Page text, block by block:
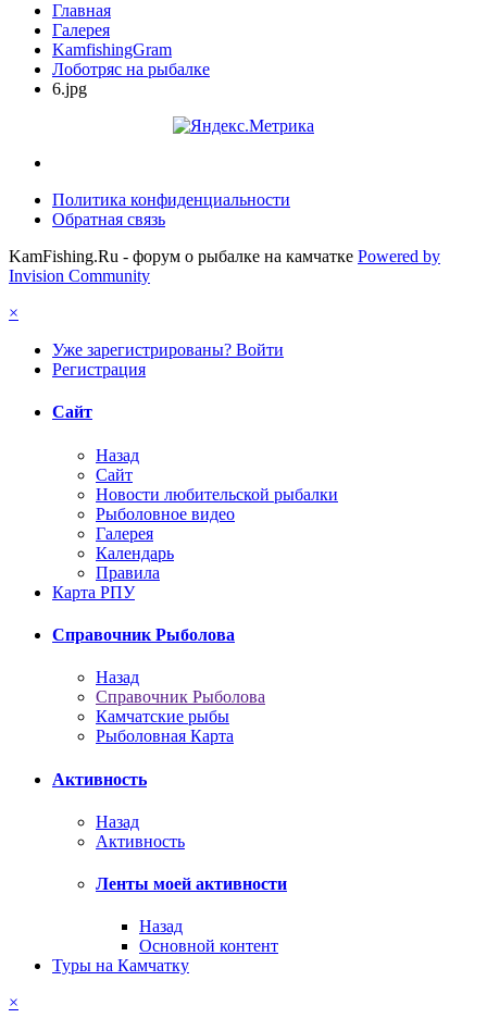
Главная
Галерея
KamfishingGram
Лоботряс на рыбалке
6.jpg
Политика конфиденциальности
Обратная связь
KamFishing.Ru - форум о рыбалке на камчатке Powered by
Invision Community
×
Уже зарегистрированы? Войти
Регистрация
Сайт
Назад
Сайт
Новости любительской рыбалки
Рыболовное видео
Галерея
Календарь
Правила
Карта РПУ
Справочник Рыболова
Назад
Справочник Рыболова
Камчатские рыбы
Рыболовная Карта
Активность
Назад
Активность
Ленты моей активности
Назад
Основной контент
Туры на Камчатку
×